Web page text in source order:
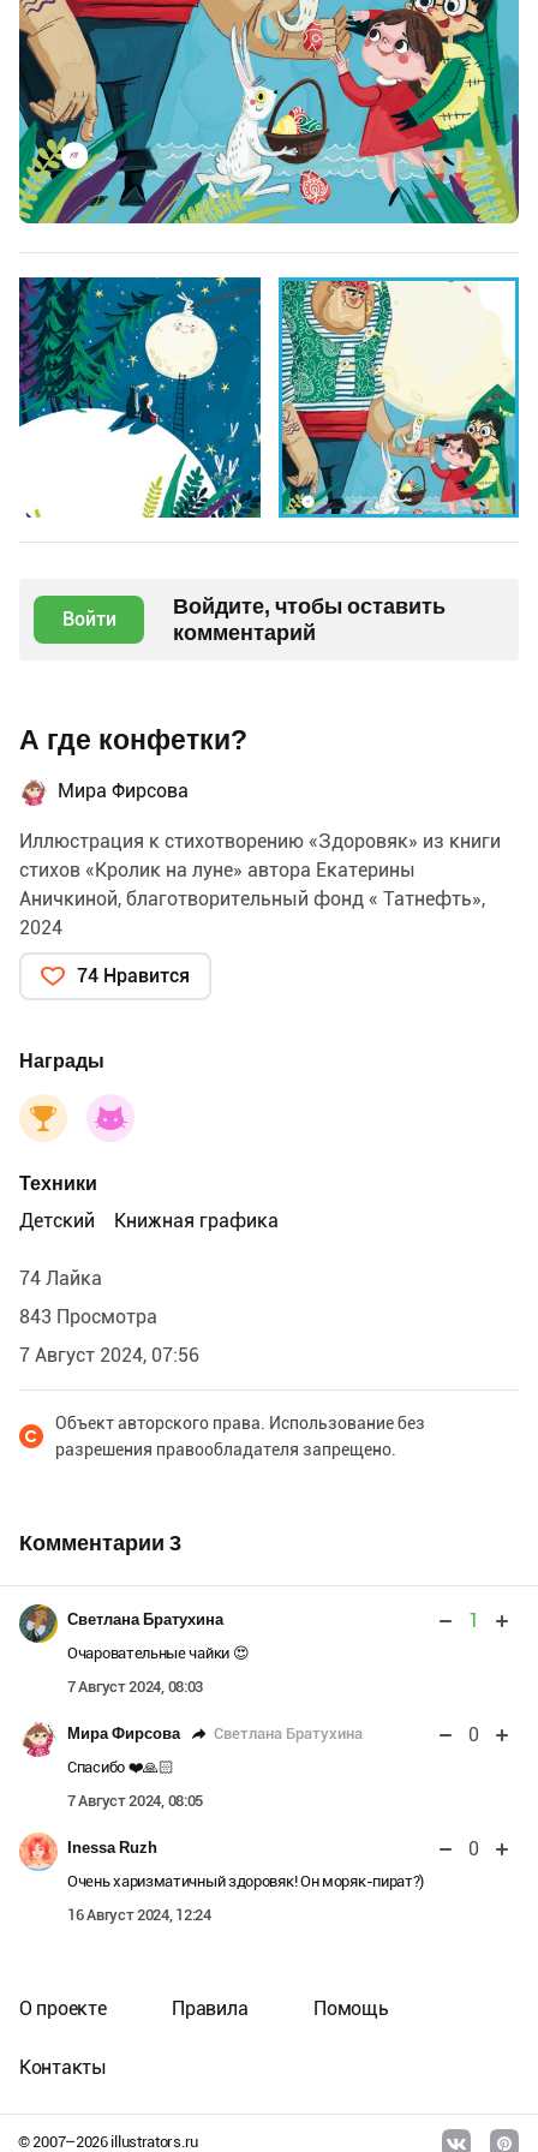
Войти
Войдите, чтобы оставить
комментарий
А где конфетки?
Мира Фирсова
Иллюстрация к стихотворению «Здоровяк» из книги
стихов «Кролик на луне» автора Екатерины
Аничкиной, благотворительный фонд « Татнефть»,
2024
74 Нравится
Награды
Техники
Детский
Книжная графика
74 Лайка
843 Просмотра
7 Август 2024, 07:56
Объект авторского права. Использование без
разрешения правообладателя запрещено.
Комментарии 3
Светлана Братухина 1
Очаровательные чайки 😍
7 Август 2024, 08:03
Мира Фирсова Светлана Братухина 0
Спасибо ❤️🙏🏻
7 Август 2024, 08:05
Inessa Ruzh 0
Очень харизматичный здоровяк! Он моряк-пират?)
16 Август 2024, 12:24
© 2007–2026illustrators.ru
О проекте Правила Помощь
Контакты